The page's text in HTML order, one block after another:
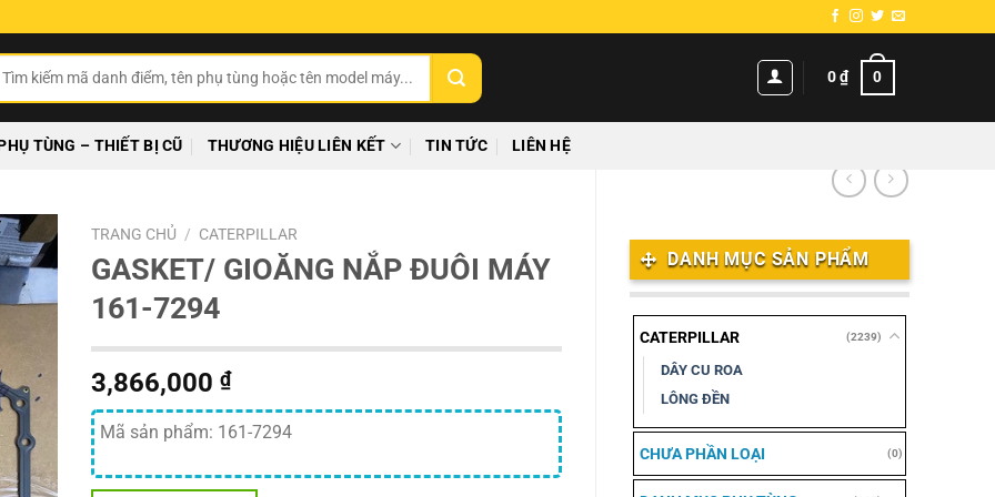
0₫ 0
TÙNG – THIẾT BỊ CŨ THƯƠNG HIỆU LIÊN KẾT TIN TỨC LIÊN HỆ
DANH MỤC SẢN PHẨM
CATERPILLAR (2239)
DÂY CU ROA
LÔNG ĐỀN
CHƯA PHẦN LOẠI (0)
TRANG CHỦ / CATERPILLAR
GASKET/ GIOĂNG NẮP ĐUÔI MÁY
161-7294
3,866,000₫
Mã sản phẩm: 161-7294